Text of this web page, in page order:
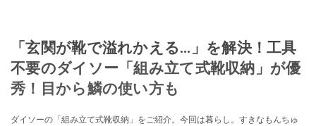
「玄関が靴で溢れかえる…」を解決！工具
不要のダイソー「組み立て式靴収納」が優
秀！目から鱗の使い方も
ダイソーの「組み立て式靴収納」をご紹介。今回は暮らし。すきなもんちゅ